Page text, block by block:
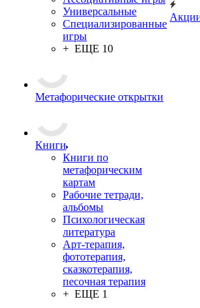
Универсальные
Специализированные
игры
+ ЕЩЕ 10
Метафорические открытки
Книги
Книги по
метафорическим
картам
Рабочие тетради,
альбомы
Психологическая
литература
Арт-терапия,
фототерапия,
сказкотерапия,
песочная терапия
+ ЕЩЕ 1